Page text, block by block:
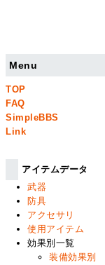
Menu
TOP
FAQ
SimpleBBS
Link
アイテムデータ
武器
防具
アクセサリ
使用アイテム
効果別一覧
装備効果別